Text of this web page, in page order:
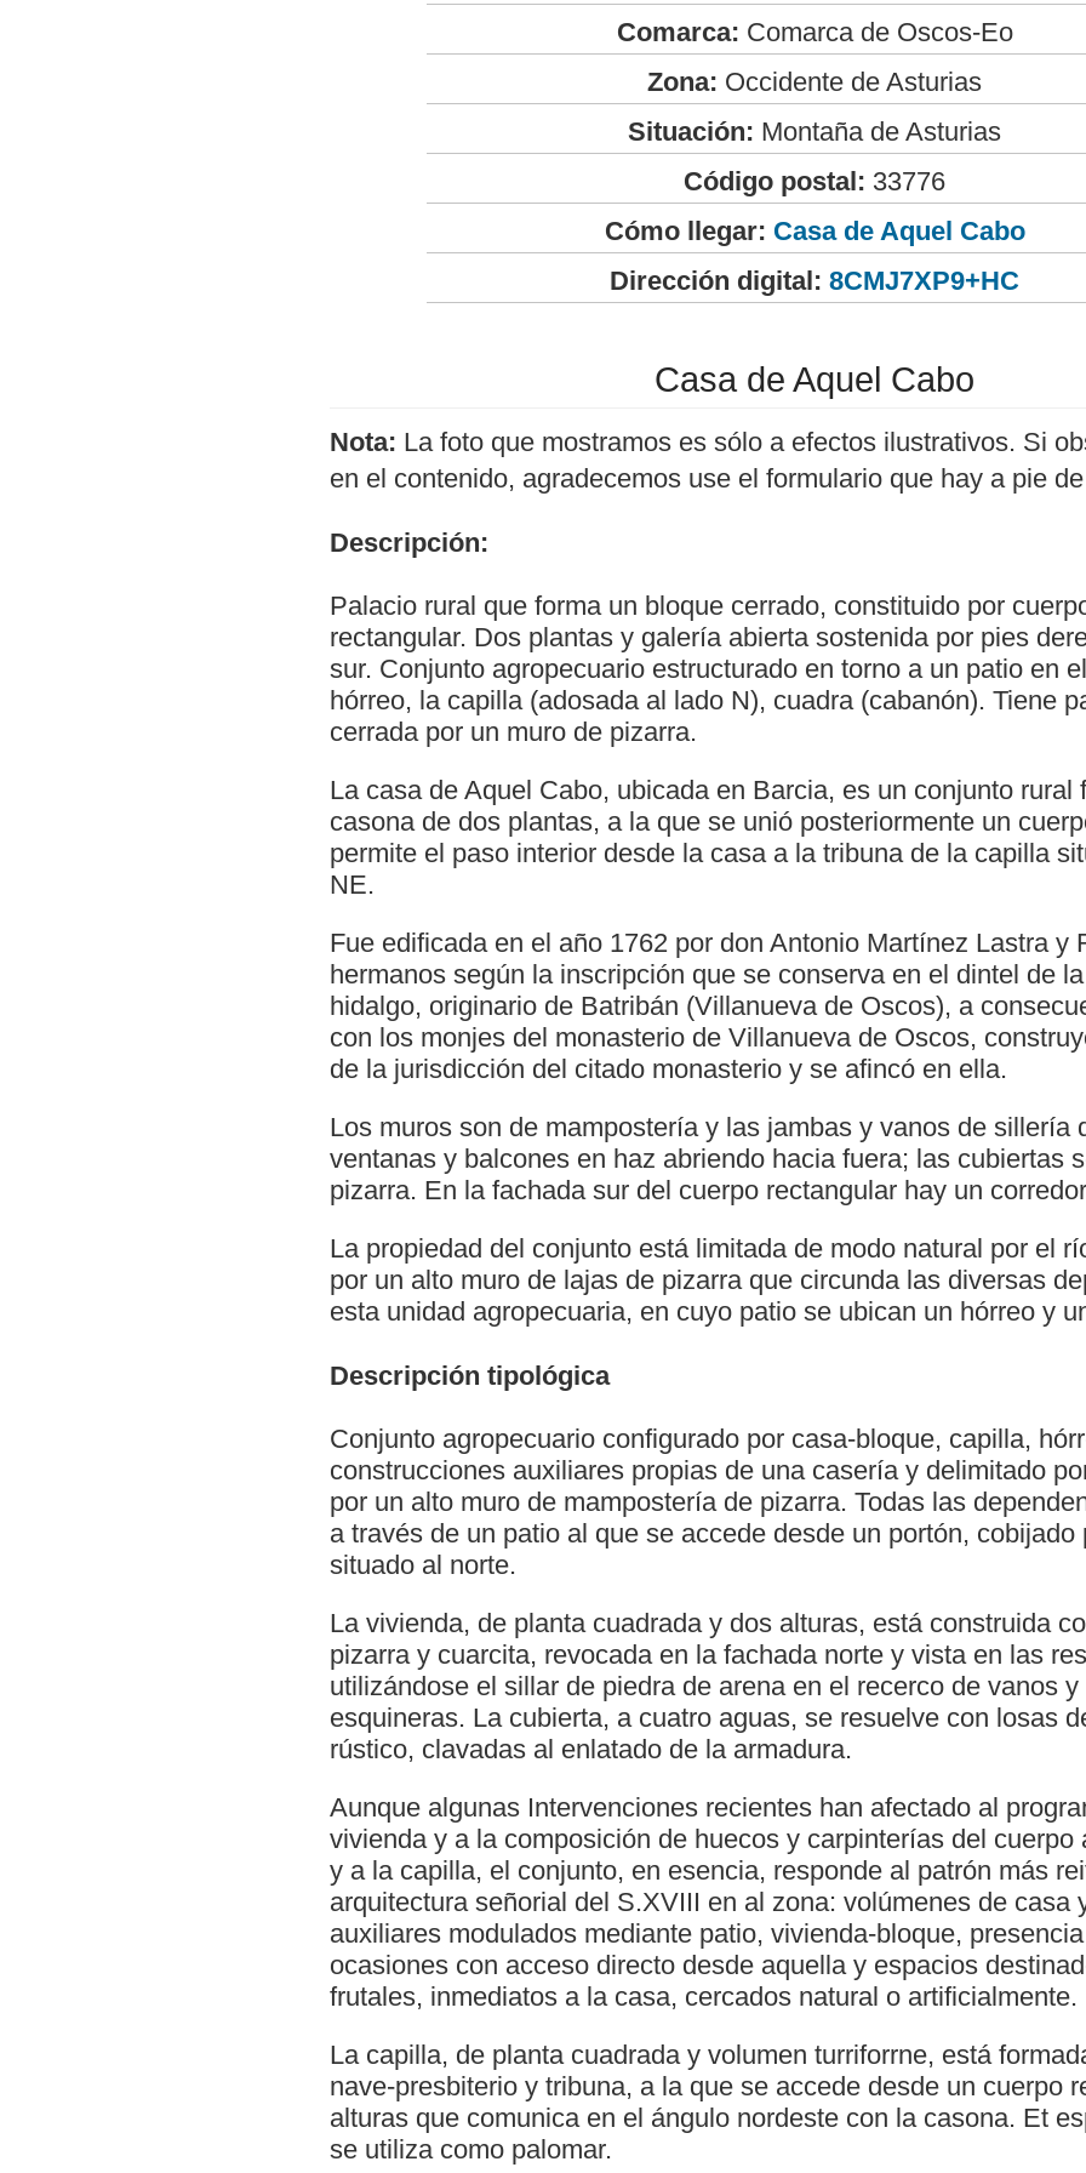
Comarca: Comarca de Oscos-Eo
Zona: Occidente de Asturias
Situación: Montaña de Asturias
Código postal: 33776
Cómo llegar: Casa de Aquel Cabo
Dirección digital: 8CMJ7XP9+HC
Casa de Aquel Cabo
Nota: La foto que mostramos es sólo a efectos ilustrativos. Si
en el contenido, agradecemos use el formulario que hay a pie
Descripción:
Palacio rural que forma un bloque cerrado, constituido por
rectangular. Dos plantas y galería abierta sostenida por pies
sur. Conjunto agropecuario estructurado en torno a un patio en
hórreo, la capilla (adosada al lado N), cuadra (cabanón). Tiene
cerrada por un muro de pizarra.
La casa de Aquel Cabo, ubicada en Barcia, es un conjunto rural
casona de dos plantas, a la que se unió posteriormente un
permite el paso interior desde la casa a la tribuna de la capilla
NE.
Fue edificada en el año 1762 por don Antonio Martínez Lastra y
hermanos según la inscripción que se conserva en el dintel de
hidalgo, originario de Batribán (Villanueva de Oscos), a
con los monjes del monasterio de Villanueva de Oscos,
de la jurisdicción del citado monasterio y se afincó en ella.
Los muros son de mampostería y las jambas y vanos de sillería
ventanas y balcones en haz abriendo hacia fuera; las cubiertas
pizarra. En la fachada sur del cuerpo rectangular hay un
La propiedad del conjunto está limitada de modo natural por el
por un alto muro de lajas de pizarra que circunda las diversas
esta unidad agropecuaria, en cuyo patio se ubican un hórreo y
Descripción tipológica
Conjunto agropecuario configurado por casa-bloque, capilla,
construcciones auxiliares propias de una casería y delimitado
por un alto muro de mampostería de pizarra. Todas las
a través de un patio al que se accede desde un portón, cobijado
situado al norte.
La vivienda, de planta cuadrada y dos alturas, está construida
pizarra y cuarcita, revocada en la fachada norte y vista en las
utilizándose el sillar de piedra de arena en el recerco de vanos
esquineras. La cubierta, a cuatro aguas, se resuelve con losas
rústico, clavadas al enlatado de la armadura.
Aunque algunas Intervenciones recientes han afectado al
vivienda y a la composición de huecos y carpinterías del cuerpo
y a la capilla, el conjunto, en esencia, responde al patrón más
arquitectura señorial del S.XVIII en al zona: volúmenes de casa
auxiliares modulados mediante patio, vivienda-bloque,
ocasiones con acceso directo desde aquella y espacios
frutales, inmediatos a la casa, cercados natural o artificialmente.
La capilla, de planta cuadrada y volumen turriforrne, está
nave-presbiterio y tribuna, a la que se accede desde un cuerpo
alturas que comunica en el ángulo nordeste con la casona. Et
se utiliza como palomar.